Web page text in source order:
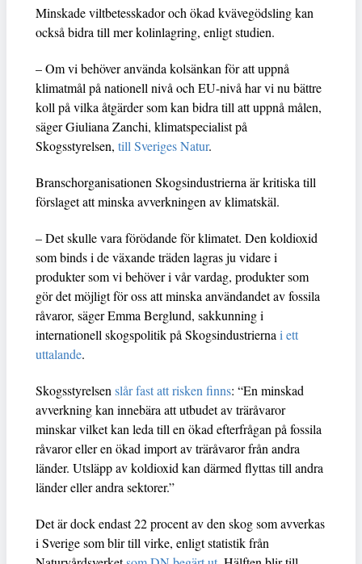
Minskade viltbetesskador och ökad kvävegödsling kan
också bidra till mer kolinlagring, enligt studien.
– Om vi behöver använda kolsänkan för att uppnå
klimatmål på nationell nivå och EU-nivå har vi nu bättre
koll på vilka åtgärder som kan bidra till att uppnå målen,
säger Giuliana Zanchi, klimatspecialist på
Skogsstyrelsen, till Sveriges Natur.
Branschorganisationen Skogsindustrierna är kritiska till
förslaget att minska avverkningen av klimatskäl.
– Det skulle vara förödande för klimatet. Den koldioxid
som binds i de växande träden lagras ju vidare i
produkter som vi behöver i vår vardag, produkter som
gör det möjligt för oss att minska användandet av fossila
råvaror, säger Emma Berglund, sakkunning i
internationell skogspolitik på Skogsindustriernai ett
uttalande.
Skogsstyrelsenslår fast att risken finns: “En minskad
avverkning kan innebära att utbudet av träråvaror
minskar vilket kan leda till en ökad efterfrågan på fossila
råvaror eller en ökad import av träråvaror från andra
länder. Utsläpp av koldioxid kan därmed flyttas till andra
länder eller andra sektorer.”
Det är dock endast 22 procent av den skog som avverkas
i Sverige som blir till virke, enligt statistik från